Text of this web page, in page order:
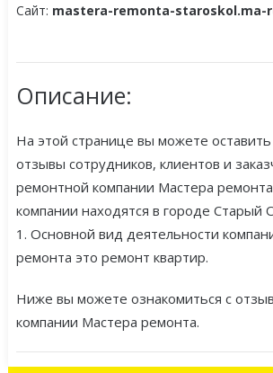
Сайт: mastera-remonta-staroskol.ma-
Описание:
На этой странице вы можете оставить
отзывы сотрудников, клиентов и
ремонтной компании Мастера
компании находятся в городе Старый
1. Основной вид деятельности
ремонта это ремонт квартир.
Ниже вы можете ознакомиться с
компании Мастера ремонта.